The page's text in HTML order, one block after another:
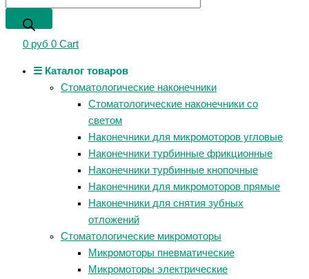
0 руб 0 Cart
☰ Каталог товаров
Стоматологические наконечники
Стоматологические наконечники со
светом
Наконечники для микромоторов угловые
Наконечники турбинные фрикционные
Наконечники турбинные кнопочные
Наконечники для микромоторов прямые
Наконечники для снятия зубных
отложений
Стоматологические микромоторы
Микромоторы пневматические
Микромоторы электрические